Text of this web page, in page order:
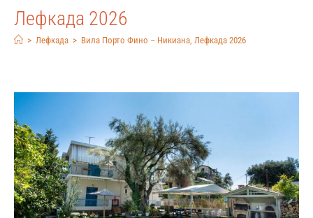
Лефкада 2026
> Лефкада > Вила Порто Фино – Никиана, Лефкада 2026